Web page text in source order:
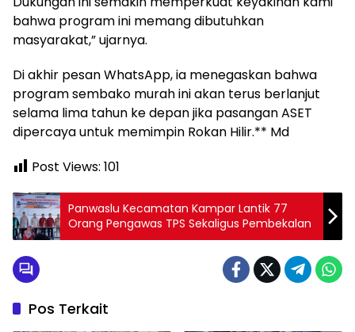
bahwa program ini memang dibutuhkan
masyarakat,” ujarnya.
Di akhir pesan WhatsApp, ia menegaskan bahwa
program sembako murah ini akan terus berlanjut
selama lima tahun ke depan jika pasangan ASET
dipercaya untuk memimpin Rokan Hilir.** Md
Post Views: 101
Panwaslu Kecamatan Kampar Lantik 77
Orang Pengawas TPS Sekaligus Pembekalan
Pos Terkait